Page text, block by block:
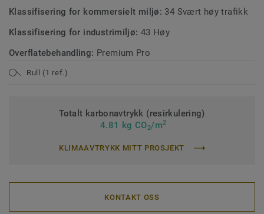
Klassifisering for kommersielt miljø: 34 Svært høy trafikk
Klassifisering for industrimiljø: 43 Høy
Overflatebehandling: Premium Pro
Rull (1 ref.)
Totalt karbonavtrykk (resirkulering)
4.81 kg CO2/m2
KLIMAAVTRYKK MITT PROSJEKT
KONTAKT OSS